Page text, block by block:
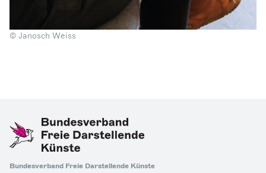
© Janosch Weiss
Bundesverband Freie Darstellende Künste